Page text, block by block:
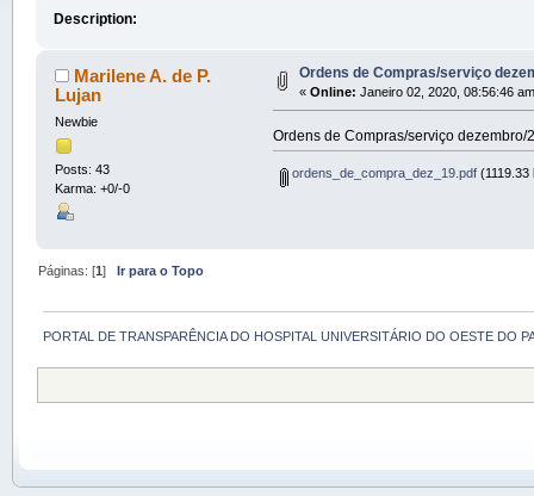
Description:
Marilene A. de P.
Lujan
Newbie
Posts: 43
Karma: +0/-0
Ordens de Compras/serviço
« Online: Janeiro 02, 2020, 08:56:46
Ordens de Compras/serviço dezembro/
ordens_de_compra_dez_19.pdf(1119.33
Páginas: [1]Ir para o Topo
PORTAL DE TRANSPARÊNCIA DO HOSPITAL UNIVERSITÁRIO DO OESTE DO